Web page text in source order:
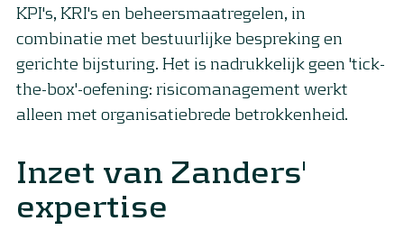
KPI's, KRI's en beheersmaatregelen, in
combinatie met bestuurlijke bespreking en
gerichte bijsturing. Het is nadrukkelijk geen 'tick-
the-box'-oefening: risicomanagement werkt
alleen met organisatiebrede betrokkenheid.
Inzet van Zanders'
expertise